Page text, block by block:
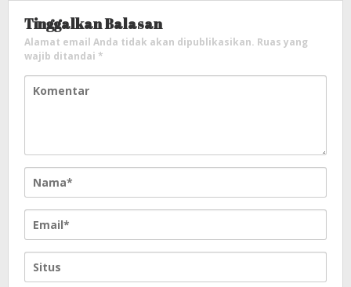
Tinggalkan Balasan
Alamat email Anda tidak akan dipublikasikan. Ruas yang
wajib ditandai *